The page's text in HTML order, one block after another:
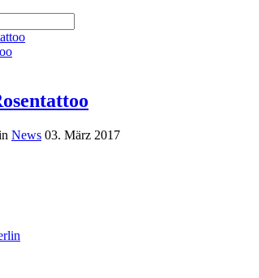
News 03. März 2017